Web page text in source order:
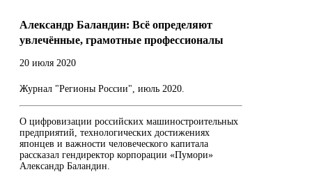
Александр Баландин: Всё определяют
увлечённые, грамотные профессионалы
20 июля 2020
Журнал "Регионы России", июль 2020.
О цифровизации российских машиностроительных
предприятий, технологических достижениях
японцев и важности человеческого капитала
рассказал гендиректор корпорации «Пумори»
Александр Баландин.